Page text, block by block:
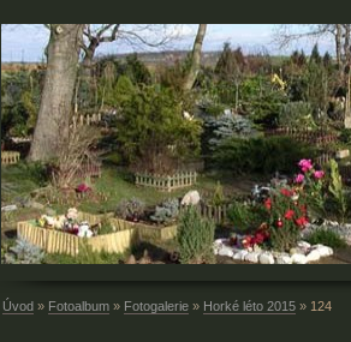
Úvod » Fotoalbum » Fotogalerie » Horké léto 2015 » 124